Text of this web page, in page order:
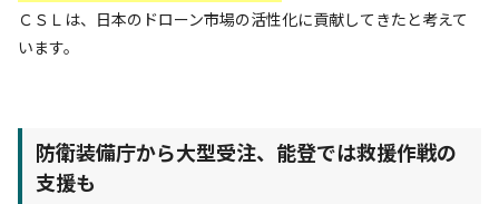
ＣＳＬは、日本のドローン市場の活性化に貢献してきたと考えて
います。
防衛装備庁から大型受注、能登では救援作戦の
支援も